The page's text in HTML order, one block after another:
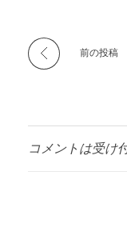
前の投稿
コメントは受け